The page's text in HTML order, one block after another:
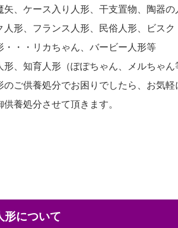
矢、ケース入り人形、干支置物、陶器
人形、フランス人形、民俗人形、ビス
・・・リカちゃん、バービー人形等
形、知育人形（ぽぽちゃん、メルちゃ
のご供養処分でお困りでしたら、お気軽
養処分させて頂きます。
形について